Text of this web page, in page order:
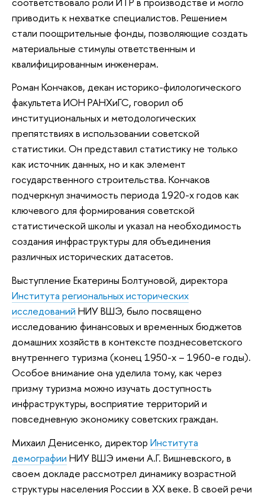
приводить к нехватке специалистов. Решением
стали поощрительные фонды, позволяющие создать
материальные стимулы ответственным и
квалифицированным инженерам.
Роман Кончаков, декан историко-филологического
факультета ИОН РАНХиГС, говорил об
институциональных и методологических
препятствиях в использовании советской
статистики. Он представил статистику не только
как источник данных, но и как элемент
государственного строительства. Кончаков
подчеркнул значимость периода 1920-х годов как
ключевого для формирования советской
статистической школы и указал на необходимость
создания инфраструктуры для объединения
различных исторических датасетов.
Выступление Екатерины Болтуновой, директора
Института региональных исторических
исследований НИУ ВШЭ, было посвящено
исследованию финансовых и временных бюджетов
домашних хозяйств в контексте позднесоветского
внутреннего туризма (конец 1950-х – 1960-е годы).
Особое внимание она уделила тому, как через
призму туризма можно изучать доступность
инфраструктуры, восприятие территорий и
повседневную экономику советских граждан.
Михаил Денисенко, директор Института
демографии НИУ ВШЭ имени А.Г. Вишневского, в
своем докладе рассмотрел динамику возрастной
структуры населения России в XX веке. В своей речи